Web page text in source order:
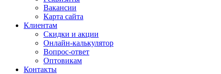
Вакансии
Карта сайта
Клиентам
Скидки и акции
Онлайн-калькулятор
Вопрос-ответ
Оптовикам
Контакты